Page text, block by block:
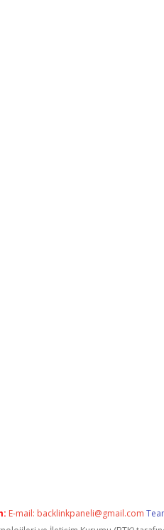
E-mail: backlinkpaneli@gmail.com